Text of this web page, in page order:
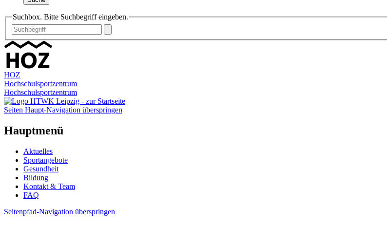
Suchbox. Bitte Suchbegriff eingeben.
HOZ
Hochschulsportzentrum
Hochschulsportzentrum
Seiten Haupt-Navigation überspringen
Hauptmenü
Aktuelles
Sportangebote
Gesundheit
Bildung
Kontakt & Team
FAQ
Seitenpfad-Navigation überspringen